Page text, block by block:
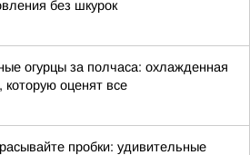
без шкурок
огурцы за полчаса: охлажденная
которую оценят все
пробки: удивительные